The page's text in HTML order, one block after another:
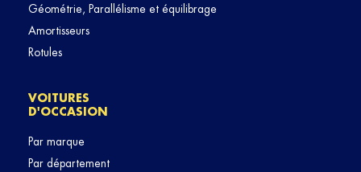
Géométrie, Parallélisme et équilibrage
Amortisseurs
Rotules
VOITURES
D'OCCASION
Par marque
Par département